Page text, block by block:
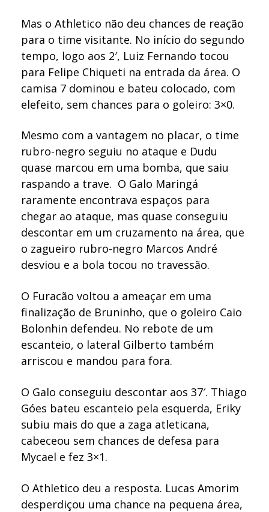
Mas o Athletico não deu chances de reação
para o time visitante. No início do segundo
tempo, logo aos 2′, Luiz Fernando tocou
para Felipe Chiqueti na entrada da área. O
camisa 7 dominou e bateu colocado, com
elefeito, sem chances para o goleiro: 3×0.
Mesmo com a vantagem no placar, o time
rubro-negro seguiu no ataque e Dudu
quase marcou em uma bomba, que saiu
raspando a trave. O Galo Maringá
raramente encontrava espaços para
chegar ao ataque, mas quase conseguiu
descontar em um cruzamento na área, que
o zagueiro rubro-negro Marcos André
desviou e a bola tocou no travessão.
O Furacão voltou a ameaçar em uma
finalização de Bruninho, que o goleiro Caio
Bolonhin defendeu. No rebote de um
escanteio, o lateral Gilberto também
arriscou e mandou para fora.
O Galo conseguiu descontar aos 37′. Thiago
Góes bateu escanteio pela esquerda, Eriky
subiu mais do que a zaga atleticana,
cabeceou sem chances de defesa para
Mycael e fez 3×1.
O Athletico deu a resposta. Lucas Amorim
desperdiçou uma chance na pequena área,